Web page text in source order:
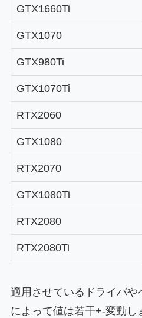
GTX1660Ti
GTX1070
GTX980Ti
GTX1070Ti
RTX2060
GTX1080
RTX2070
GTX1080Ti
RTX2080
RTX2080Ti
適用させているドライバや
によって値は若干+-変動し